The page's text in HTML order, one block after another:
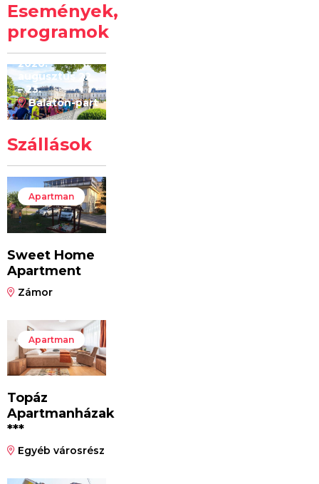
Események,
programok
Kilóméterek
2026
2026.
augusztus 22
– 23.
Balaton-part
Szállások
Apartman
Sweet Home
Apartment
Zámor
Apartman
Topáz
Apartmanházak
***
Egyéb városrész